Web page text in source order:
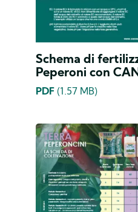
Schema di
Peperoni con
PDF (1.57 MB)